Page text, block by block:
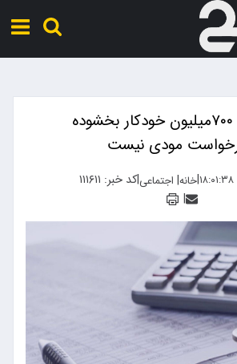
جرایم مالیاتی تا ۷۰۰میلیون خودکار بخشوده
مودی نیست
|خانه| اجتماعی|کد خبر: ۱۱۱۶۱۱
|